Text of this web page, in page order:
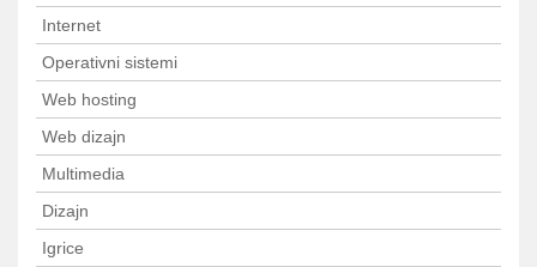
Internet
Operativni sistemi
Web hosting
Web dizajn
Multimedia
Dizajn
Igrice